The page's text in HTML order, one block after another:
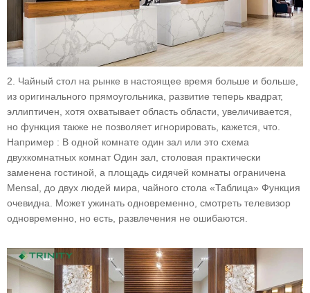
2. Чайный стол на рынке в настоящее время больше и больше,
из оригинального прямоугольника, развитие теперь квадрат,
эллиптичен, хотя охватывает область области, увеличивается,
но функция также не позволяет игнорировать, кажется, что.
Например : В одной комнате один зал или это схема
двухкомнатных комнат Один зал, столовая практически
заменена гостиной, а площадь сидячей комнаты ограничена
Mensal, до двух людей мира, чайного стола «Таблица» Функция
очевидна. Может ужинать одновременно, смотреть телевизор
одновременно, но есть, развлечения не ошибаются.